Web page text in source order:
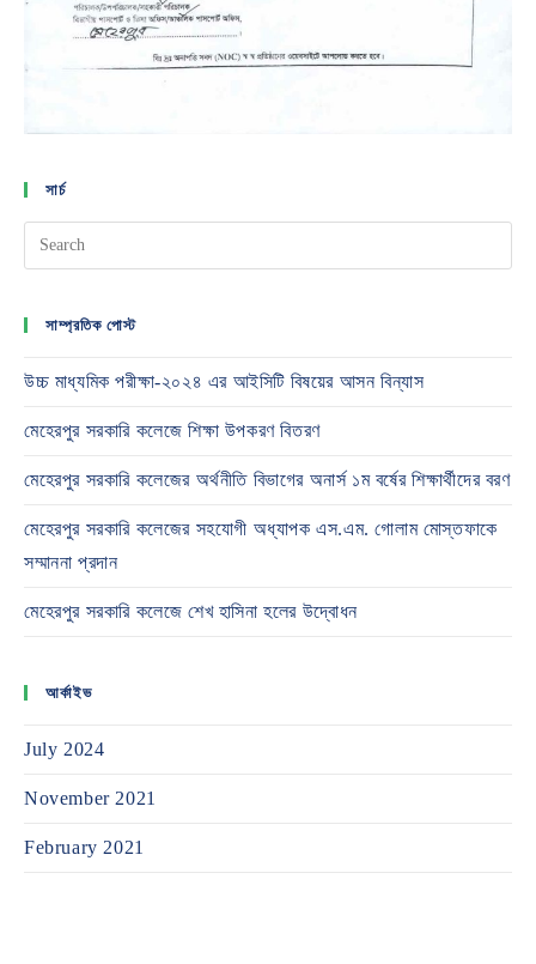
সার্চ
সাম্প্রতিক পোস্ট
উচ্চ মাধ্যমিক পরীক্ষা-২০২৪ এর আইসিটি বিষয়ের আসন বিন্যাস
মেহেরপুর সরকারি কলেজে শিক্ষা উপকরণ বিতরণ
মেহেরপুর সরকারি কলেজের অর্থনীতি বিভাগের অনার্স ১ম বর্ষের শিক্ষার্থীদের বরণ
মেহেরপুর সরকারি কলেজের সহযোগী অধ্যাপক এস.এম. গোলাম মোস্তফাকে
সম্মাননা প্রদান
মেহেরপুর সরকারি কলেজে শেখ হাসিনা হলের উদ্বোধন
আর্কাইভ
July 2024
November 2021
February 2021